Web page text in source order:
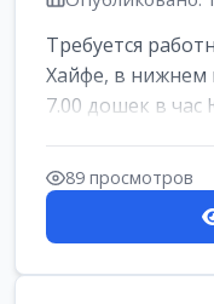
Требуется
Хайфе, в нижнем
7.00 дошек в час
89 просмотров